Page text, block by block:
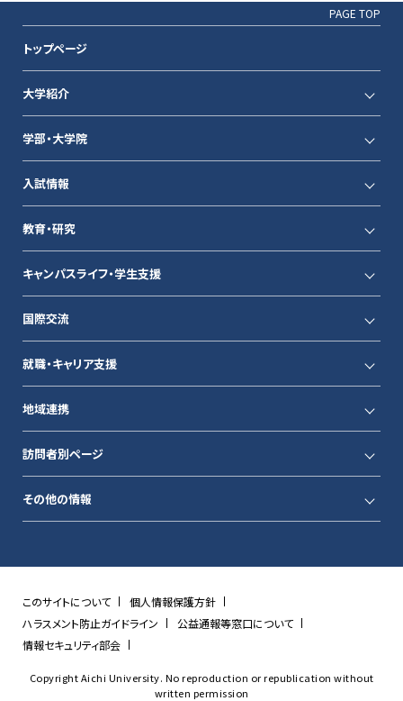
PAGE TOP
トップページ
大学紹介
学部・大学院
入試情報
教育・研究
キャンパスライフ・学生支援
国際交流
就職・キャリア支援
地域連携
訪問者別ページ
その他の情報
このサイトについて
個人情報保護方針
ハラスメント防止ガイドライン
公益通報等窓口について
情報セキュリティ部会
Copyright Aichi University. No reproduction or republication without
written permission